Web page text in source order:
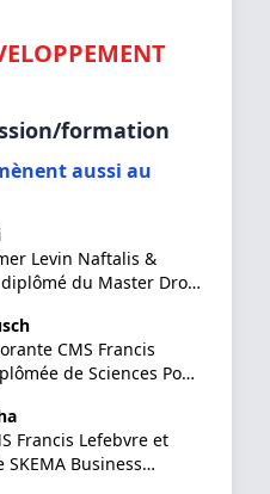
formation
aussi au
Levin Naftalis &
diplômé du Master Droit
CMS Francis
de Sciences Po
Francis Lefebvre et
Business